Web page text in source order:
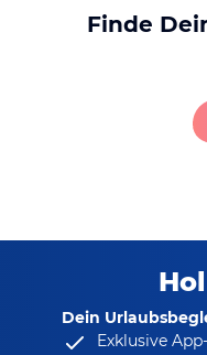
Finde
Dein
Exklusive